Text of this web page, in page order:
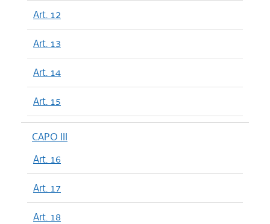
Art. 12
Art. 13
Art. 14
Art. 15
CAPO III
Art. 16
Art. 17
Art. 18